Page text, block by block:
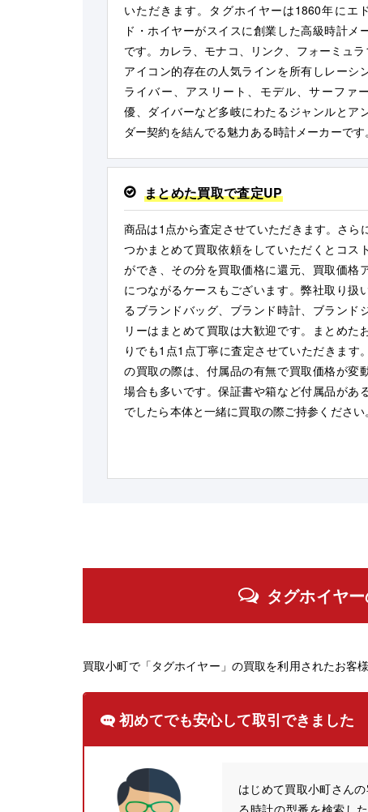
いただきます。タグホイヤーは1860年にエ
ド・ホイヤーがスイスに創業した高級時計メ
です。カレラ、モナコ、リンク、フォーミュ
アイコン的存在の人気ラインを所有しレーシ
ライバー、アスリート、モデル、サーファ
優、ダイバーなど多岐にわたるジャンルとア
ダー契約を結んでる魅力ある時計メーカーです。
まとめた買取で査定UP
商品は1点から査定させていただきます。さら
つかまとめて買取依頼をしていただくとコス
ができ、その分を買取価格に還元、買取価格
につながるケースもございます。弊社取り扱
るブランドバッグ、ブランド時計、ブランド
リーはまとめて買取は大歓迎です。まとめた
りでも1点1点丁寧に査定させていただきます
の買取の際は、付属品の有無で買取価格が変
場合も多いです。保証書や箱など付属品があ
でしたら本体と一緒に買取の際ご持参ください。
タグホイヤ
買取小町で「タグホイヤー」の買取を利用されたお客
初めてでも安心して取引できました
はじめて買取小町さん